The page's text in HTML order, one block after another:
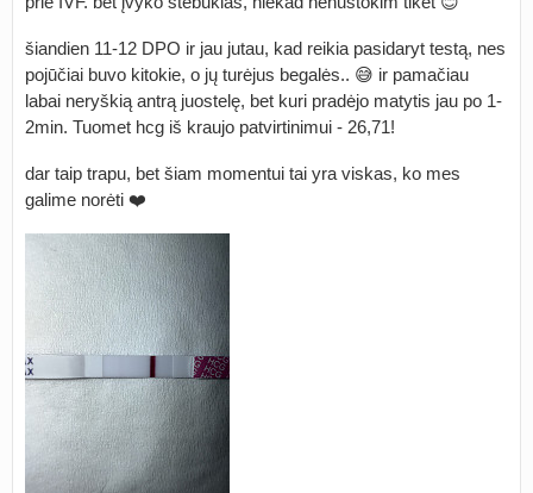
šiandien 11-12 DPO ir jau jutau, kad reikia pasidaryt testą, nes
pojūčiai buvo kitokie, o jų turėjus begalės.. 😅 ir pamačiau
labai neryškią antrą juostelę, bet kuri pradėjo matytis jau po 1-
2min. Tuomet hcg iš kraujo patvirtinimui - 26,71!
dar taip trapu, bet šiam momentui tai yra viskas, ko mes
galime norėti ❤️